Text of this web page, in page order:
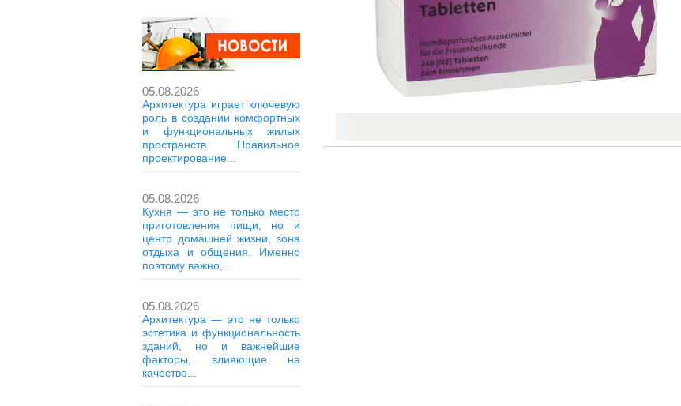
05.08.2026
Архитектура играет ключевую
роль в создании комфортных
и функциональных жилых
пространств. Правильное
проектирование...
05.08.2026
Кухня — это не только место
приготовления пищи, но и
центр домашней жизни, зона
отдыха и общения. Именно
поэтому важно,...
05.08.2026
Архитектура — это не только
эстетика и функциональность
зданий, но и важнейшие
факторы, влияющие на
качество...